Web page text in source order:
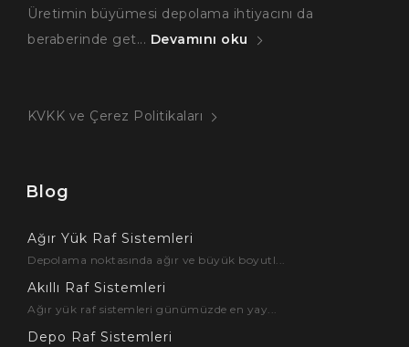
Üretimin büyümesi depolama ihtiyacını da
beraberinde get... Devamını oku
KVKK ve Çerez Politikaları
Blog
Ağır Yük Raf Sistemleri
Depolama noktasında ağır ve büyük boyutl...
Akıllı Raf Sistemleri
Ağır yük raf sistemleri günümüzde en yay...
Depo Raf Sistemleri